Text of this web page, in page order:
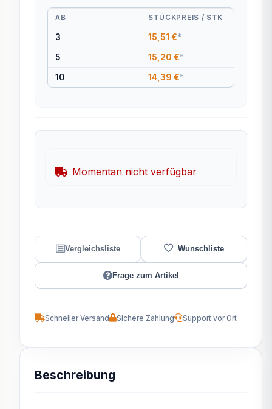
AB STÜCKPREIS / STK
3 15,51 €*
5 15,20 €*
10 14,39 €*
Momentan nicht verfügbar
Frage zum Artikel
Schneller Versand Sichere Zahlung Support vor Ort
Beschreibung